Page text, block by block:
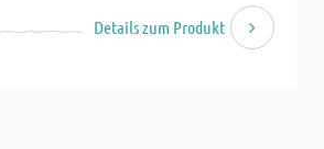
perforierter Vorlagenbogen,
Details zum Produkt